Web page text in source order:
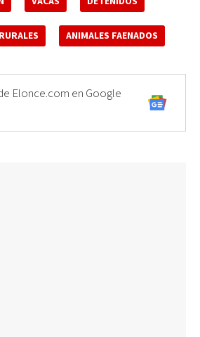
ANIMALES FAENADOS
Elonce.com en Google